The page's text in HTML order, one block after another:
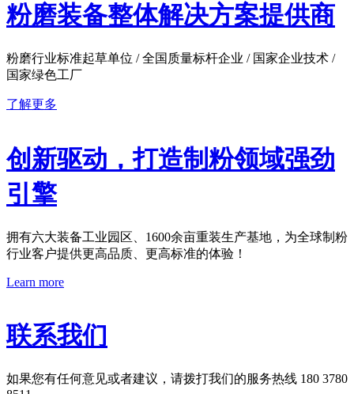
粉磨装备整体解决方案提供商
粉磨行业标准起草单位 / 全国质量标杆企业 / 国家企业技术 /
国家绿色工厂
了解更多
创新驱动，打造制粉领域强劲
引擎
拥有六大装备工业园区、1600余亩重装生产基地，为全球制粉
行业客户提供更高品质、更高标准的体验！
Learn more
联系我们
如果您有任何意见或者建议，请拨打我们的服务热线 180 3780